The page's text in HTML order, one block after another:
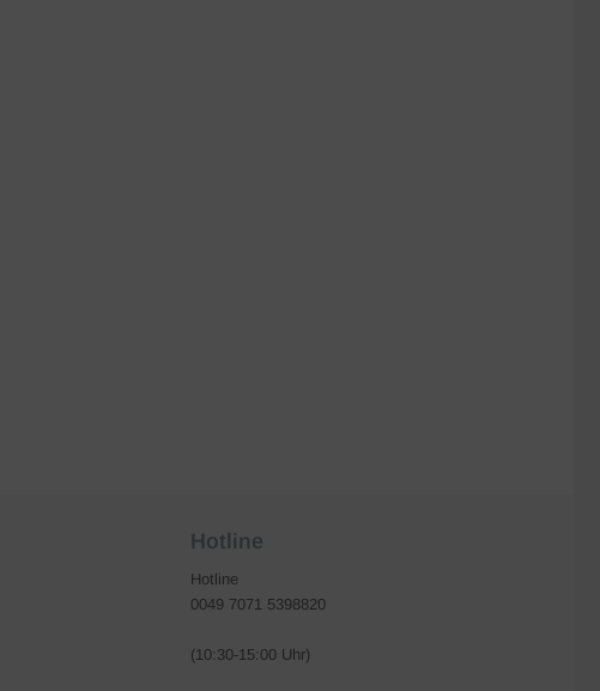
Hotline
Hotline
0049 7071 5398820
(10:30-15:00 Uhr)